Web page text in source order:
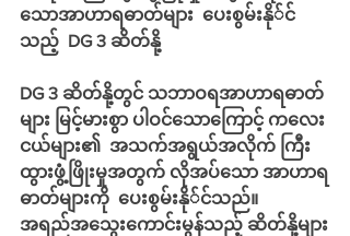
သောအာဟာရဓာတ်များ  ပေးစွမ်းနို်င်
သည့်  DG 3 ဆိတ်နို့
DG 3 ဆိတ်နို့တွင် သဘာဝရအာဟာရဓာတ်
များ မြင့်မားစွာ ပါဝင်သောကြောင့် ကလေး
ငယ်များ၏  အသက်အရွယ်အလိုက် ကြီး
ထွားဖွံ့ဖြိုးမှုအတွက် လိုအပ်သော အာဟာရ
ဓာတ်များကို  ပေးစွမ်းနို်င်သည်။
အရည်အသွေးကောင်းမွန်သည့် ဆိတ်နို့များ